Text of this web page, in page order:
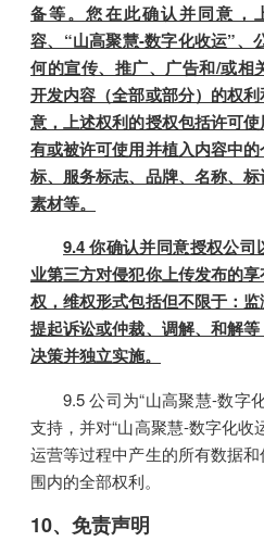
备等。您在此确认并同意，
容、“山高聚慧-数字化收运”、
何的宣传、推广、广告和/或相
开发内容（全部或部分）的权
意，上述权利的授权包括许可
有或被许可使用并植入内容中
标、服务标志、品牌、名称、标
素材等。
9.4 你确认并同意授权公
业第三方对侵犯你上传发布的
权，维权形式包括但不限于：监
提起诉讼或仲裁、调解、和解
决策并独立实施。
9.5 公司为“山高聚慧-数字
支持，并对“山高聚慧-数字化收
运营等过程中产生的所有数据
围内的全部权利。
10、免责声明